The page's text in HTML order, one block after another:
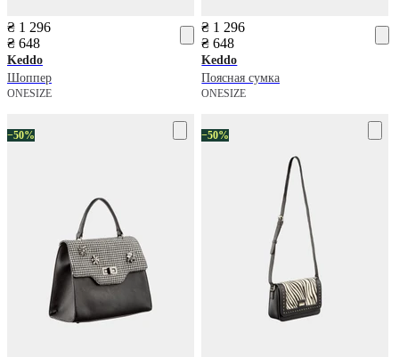
₴ 1 296
₴ 648
Keddo
Шоппер
ONESIZE
₴ 1 296
₴ 648
Keddo
Поясная сумка
ONESIZE
−50% −50%